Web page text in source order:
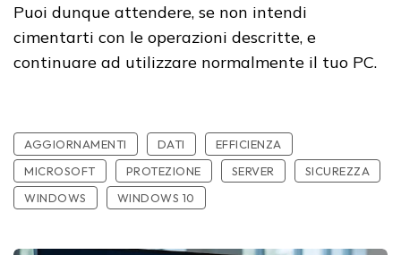
Puoi dunque attendere, se non intendi
cimentarti con le operazioni descritte, e
continuare ad utilizzare normalmente il tuo PC.
AGGIORNAMENTI DATI
EFFICIENZA
MICROSOFT
PROTEZIONE SERVER
SICUREZZA
WINDOWS
WINDOWS 10